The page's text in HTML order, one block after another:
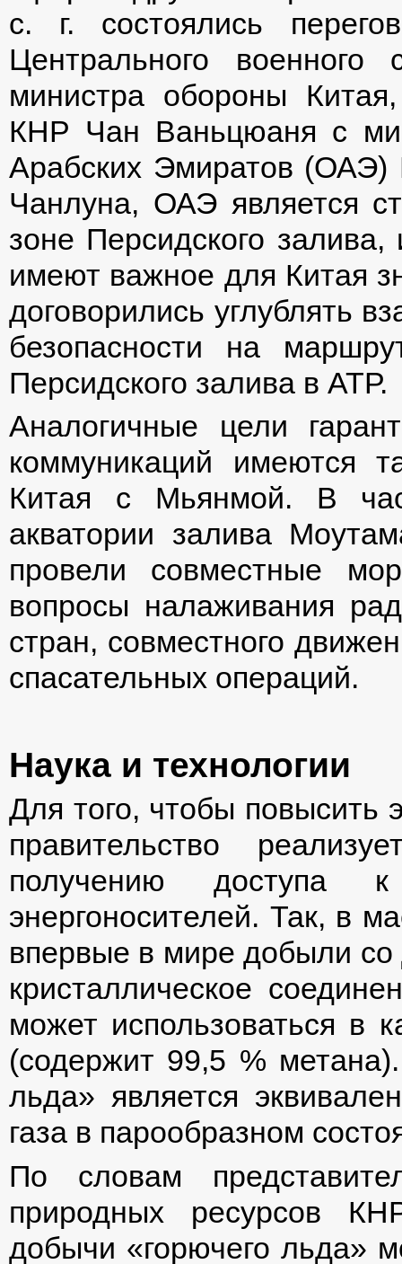
с. г. состоялись
Центрального
министра обороны
КНР Чан Ваньцюаня с
Арабских Эмиратов
Чанлуна, ОАЭ является
зоне Персидского залива,
имеют важное для Китая
договорились углублять
безопасности на
Персидского залива в АТР.
Аналогичные цели
коммуникаций имеются
Китая с Мьянмой. В
акватории залива
провели совместные
вопросы налаживания
стран, совместного
спасательных операций.
Наука и технологии
Для того, чтобы повысить
правительство
получению доступа к
энергоносителей. Так, в
впервые в мире добыли
кристаллическое
может использоваться в
(содержит 99,5 %
льда» является
газа в парообразном
По словам
природных ресурсов
добычи «горючего льда»